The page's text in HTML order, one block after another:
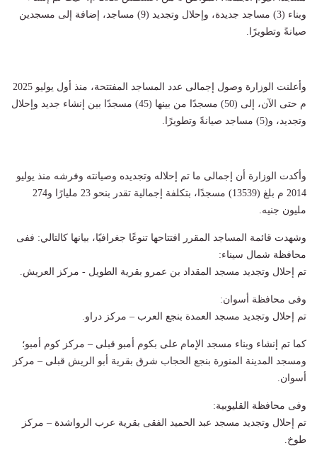
وبناء (3) مساجد جديدة، وإحلال وتجديد (9) مساجد، إضافة إلى مسجدين
صيانةً وتطويرًا.
وأعلنت الوزارة وصول إجمالى عدد المساجد المفتتحة، منذ أول يوليو 2025
م حتى الآن، إلى (50) مسجدًا من بينها (45) مسجدًا بين إنشاء جديد وإحلال
وتجديد، و(5) مساجد صيانةً وتطويرًا.
وأكدت الوزارة أن إجمالى ما تم إحلاله وتجديده وصيانته وفرشه منذ يوليو
2014 م بلغ (13539) مسجدًا، بتكلفة إجمالية تقدر بنحو 23 مليارًا و274
مليون جنيه.
وشهدت قائمة المساجد المقرر افتتاحها تنوعًا جغرافيًا، بيانها كالتالي: ففى
محافظة شمال سيناء:
تم إحلال وتجديد مسجد المقداد بن عمرو بقرية الطويل - مركز العريش.
وفى محافظة أسوان:
تم إحلال وتجديد مسجد العمدة بنجع العرب – مركز دراو.
كما تم إنشاء وبناء مسجد الإمام على بكوم أمبو قبلى – مركز كوم أمبو؛
ومسجد المدينة المنورة بنجع الحجاب شرق بقرية أبو الريش قبلى – مركز
أسوان.
وفى محافظة القليوبية:
تم إحلال وتجديد مسجد عبد الحميد الفقى بقرية عرب الرواشدة – مركز
طوخ.